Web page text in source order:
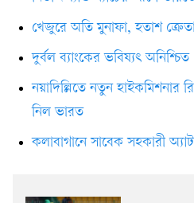
খেজুরে অতি মুনাফা, হতাশ
দুর্বল ব্যাংকের ভবিষ্যৎ অনিশ্চিত
নয়াদিল্লিতে নতুন হাইকমিশনার
নিল ভারত
কলাবাগানে সাবেক সহকারী